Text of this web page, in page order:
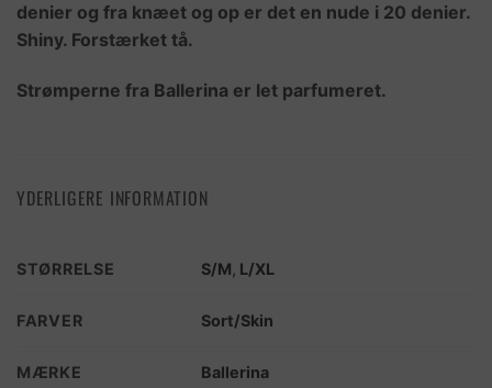
denier og fra knæet og op er det en nude i 20 denier.
Shiny. Forstærket tå.
Strømperne fra Ballerina er let parfumeret.
YDERLIGERE INFORMATION
STØRRELSE S/M L/XL
FARVER Sort/Skin
MÆRKE Ballerina